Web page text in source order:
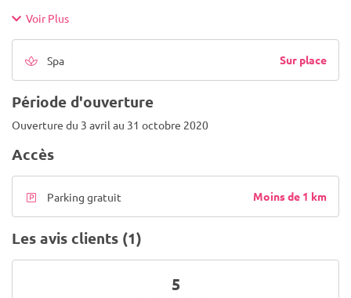
Voir Plus
Spa Sur place
Période d'ouverture
Ouverture du 3 avril au 31 octobre 2020
Accès
Parking gratuit Moins de 1 km
Les avis clients (1)
5